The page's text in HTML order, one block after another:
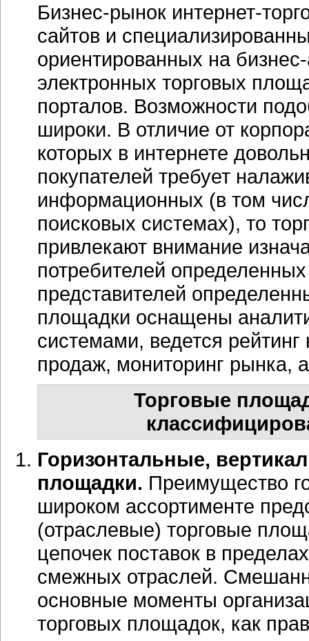
Бизнес-рынок интернет-
сайтов и
ориентированных на
электронных торговых
порталов. Возможности
широки. В отличие от
которых в интернете
покупателей требует
информационных (в том
поисковых системах), то
привлекают внимание
потребителей
представителей
площадки оснащены
системами, ведется рейтинг
продаж, мониторинг рынка,
Торговые
Горизонтальные,
площадки. Преимущество
широком ассортименте
(отраслевые) торговые
цепочек поставок в
смежных отраслей.
основные моменты
торговых площадок, как